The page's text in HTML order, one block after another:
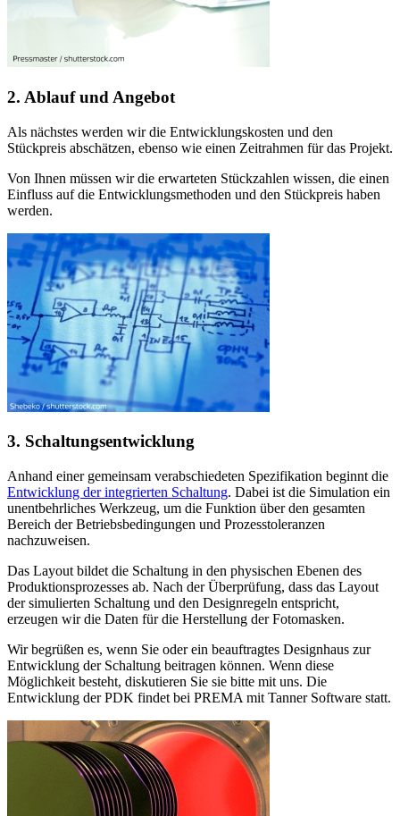
2. Ablauf und Angebot
Als nächstes werden wir die Entwicklungskosten und den
Stückpreis abschätzen, ebenso wie einen Zeitrahmen für das Projekt.
Von Ihnen müssen wir die erwarteten Stückzahlen wissen, die einen
Einfluss auf die Entwicklungsmethoden und den Stückpreis haben
werden.
3. Schaltungsentwicklung
Anhand einer gemeinsam verabschiedeten Spezifikation beginnt die
Entwicklung der integrierten Schaltung. Dabei ist die Simulation ein
unentbehrliches Werkzeug, um die Funktion über den gesamten
Bereich der Betriebsbedingungen und Prozesstoleranzen
nachzuweisen.
Das Layout bildet die Schaltung in den physischen Ebenen des
Produktionsprozesses ab. Nach der Überprüfung, dass das Layout
der simulierten Schaltung und den Designregeln entspricht,
erzeugen wir die Daten für die Herstellung der Fotomasken.
Wir begrüßen es, wenn Sie oder ein beauftragtes Designhaus zur
Entwicklung der Schaltung beitragen können. Wenn diese
Möglichkeit besteht, diskutieren Sie sie bitte mit uns. Die
Entwicklung der PDK findet bei PREMA mit Tanner Software statt.